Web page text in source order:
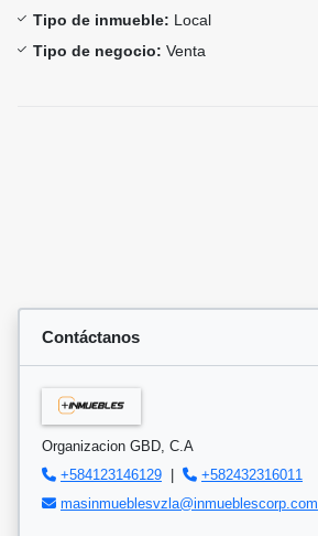
Tipo de inmueble: Local
Tipo de negocio: Venta
Contáctanos
Organizacion GBD, C.A
+584123146129 |
+582432316011
masinmueblesvzla@inmueblescorp.com